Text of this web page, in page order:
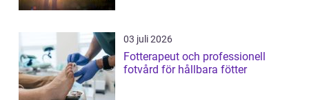
03 juli 2026
Fotterapeut och professionell
fotvård för hållbara fötter